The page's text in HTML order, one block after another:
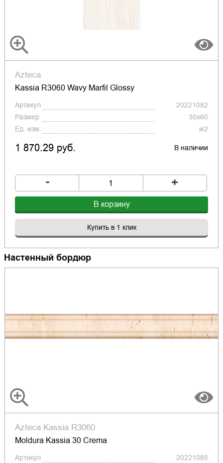
Azteca
Kassia R3060 Wavy Marfil Glossy
Артикул
20221082
Размер
30x60
Ед. изм.
м2
1 870.29 руб. В наличии
- +
В корзину
Купить в 1 клик
Настенный бордюр
Azteca Kassia R3060
Moldura Kassia 30 Crema
Артикул
20221085